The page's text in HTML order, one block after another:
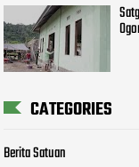
CATEGORIES
Berita Satuan